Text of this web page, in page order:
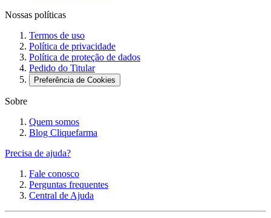
Nossas políticas
Termos de uso
Política de privacidade
Política de proteção de dados
Pedido do Titular
Preferência de Cookies
Sobre
Quem somos
Blog Cliquefarma
Precisa de ajuda?
Fale conosco
Perguntas frequentes
Central de Ajuda